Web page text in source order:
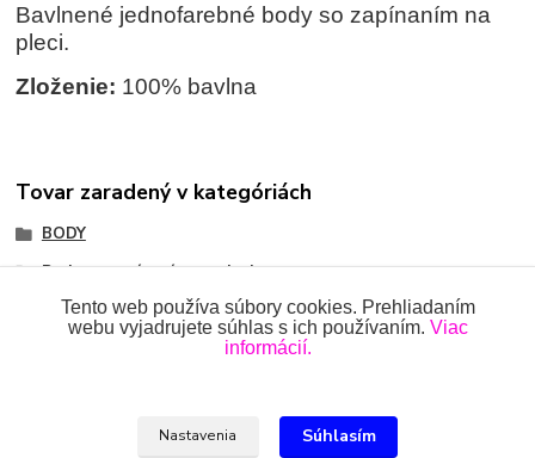
Bavlnené jednofarebné body so zapínaním na
pleci.
Zloženie: 100% bavlna
Tovar zaradený v kategóriách
BODY
Body so zapínaním na pleci
Ing.Miroslava Dvorščáková, Kružlová 110, 090 02 Kružlová,
Tento web používa súbory cookies. Prehliadaním
webu vyjadrujete súhlas s ich používaním. Viac
informácií.
Nastavenia Súhlasím